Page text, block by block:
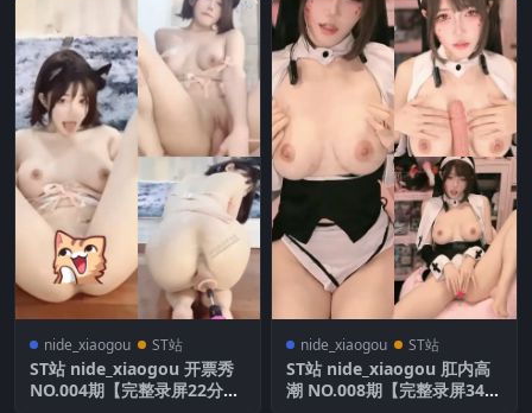
nide_xiaogou ST站
ST站 nide_xiaogou 开票秀
NO.004期【完整录屏22分
nide_xiaogou ST站
ST站 nide_xiaogou 肛内高
潮 NO.008期【完整录屏34分